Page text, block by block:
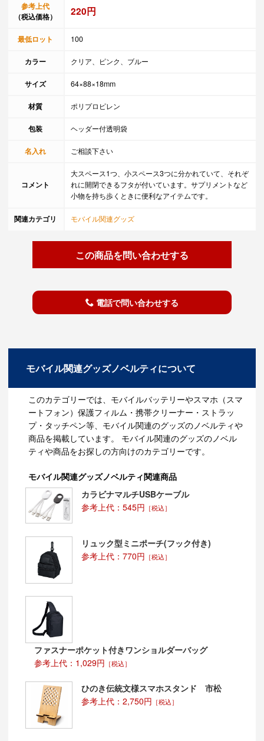
参考上代
（税込価格）
220円
最低ロット 100
カラー クリア、ピンク、ブルー
サイズ 64×88×18mm
材質 ポリプロピレン
包装 ヘッダー付透明袋
名入れ ご相談下さい
コメント
大スペース1つ、小スペース3つに分かれていて、それぞ
れに開閉できるフタが付いています。サプリメントなど
小物を持ち歩くときに便利なアイテムです。
関連カテゴリ モバイル関連グッズ
この商品を問い合わせする
電話で問い合わせする
モバイル関連グッズノベルティについて
このカテゴリーでは、モバイルバッテリーやスマホ（スマ
ートフォン）保護フィルム・携帯クリーナー・ストラッ
プ・タッチペン等、モバイル関連のグッズのノベルティや
商品を掲載しています。 モバイル関連のグッズのノベル
ティや商品をお探しの方向けのカテゴリーです。
モバイル関連グッズノベルティ関連商品
カラビナマルチUSBケーブル
参考上代：545円 ［税込］
リュック型ミニポーチ(フック付き)
参考上代：770円 ［税込］
ファスナーポケット付きワンショルダーバッグ
参考上代：1,029円 ［税込］
ひのき伝統文様スマホスタンド 市松
参考上代：2,750円 ［税込］